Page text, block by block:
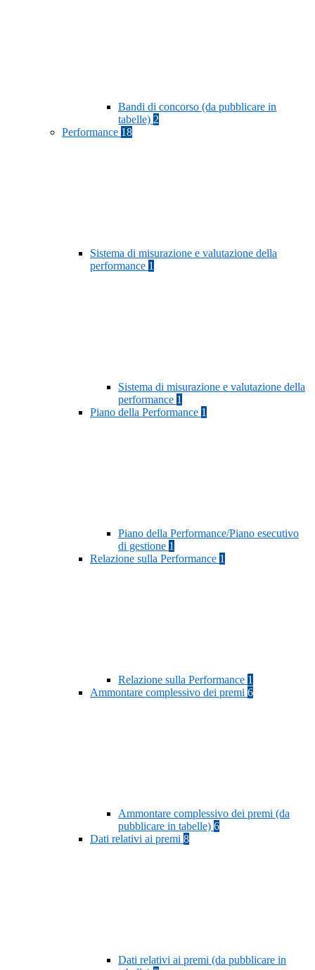
Bandi di concorso (da pubblicare in
tabelle) 2
Performance 18
Sistema di misurazione e valutazione della
performance 1
Sistema di misurazione e valutazione della
performance 1
Piano della Performance 1
Piano della Performance/Piano esecutivo
di gestione 1
Relazione sulla Performance 1
Relazione sulla Performance 1
Ammontare complessivo dei premi 6
Ammontare complessivo dei premi (da
pubblicare in tabelle) 6
Dati relativi ai premi 8
Dati relativi ai premi (da pubblicare in